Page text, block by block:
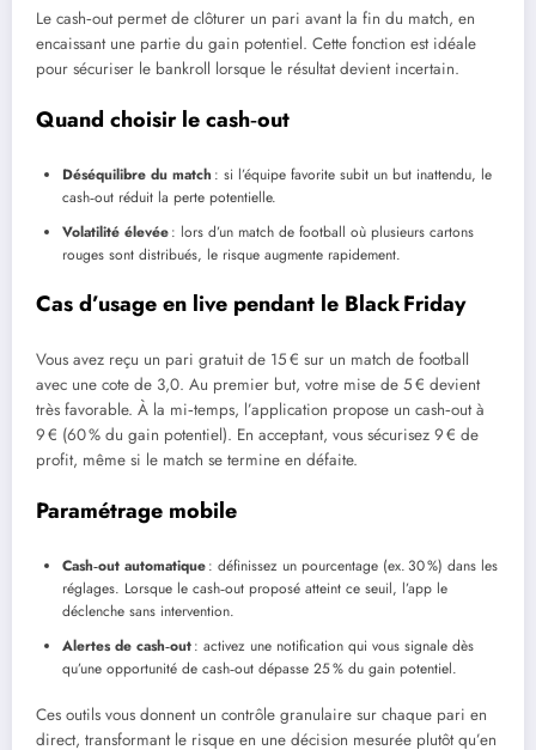
Le cash‑out permet de clôturer un pari avant la fin du match, en
encaissant une partie du gain potentiel. Cette fonction est idéale
pour sécuriser le bankroll lorsque le résultat devient incertain.
Quand choisir le cash‑out
Déséquilibre du match : si l’équipe favorite subit un but inattendu, le
cash‑out réduit la perte potentielle.
Volatilité élevée: lors d’un match de football où plusieurs cartons
rouges sont distribués, le risque augmente rapidement.
Cas d’usage en live pendant le Black Friday
Vous avez reçu un pari gratuit de 15 € sur un match de football
avec une cote de 3,0. Au premier but, votre mise de 5 € devient
très favorable. À la mi‑temps, l’application propose un cash‑out à
9 € (60 % du gain potentiel). En acceptant, vous sécurisez 9 € de
profit, même si le match se termine en défaite.
Paramétrage mobile
Cash‑out automatique: définissez un pourcentage (ex. 30 %) dans les
réglages. Lorsque le cash‑out proposé atteint ce seuil, l’app le
déclenche sans intervention.
Alertes de cash‑out: activez une notification qui vous signale dès
qu’une opportunité de cash‑out dépasse 25 % du gain potentiel.
Ces outils vous donnent un contrôle granulaire sur chaque pari en
direct, transformant le risque en une décision mesurée plutôt qu’en